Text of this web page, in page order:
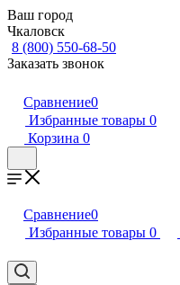
Ваш город
Чкаловск
8 (800) 550-68-50
Заказать звонок
Сравнение0
Избранные товары 0
Корзина 0
Сравнение0
Избранные товары 0